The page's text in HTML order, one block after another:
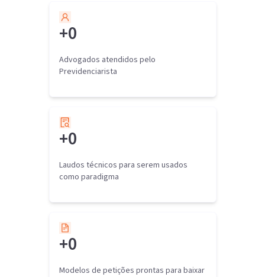
+0
Advogados atendidos pelo
Previdenciarista
+0
Laudos técnicos para serem usados
como paradigma
+0
Modelos de petições prontas para baixar